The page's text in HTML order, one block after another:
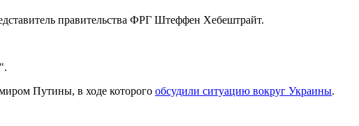
правительства ФРГ Штеффен Хебештрайт.
Путины, в ходе которого обсудили ситуацию вокруг Украины.